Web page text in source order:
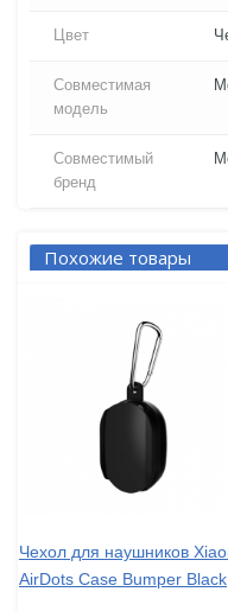
Цвет
Совместимая
модель
Совместимый
бренд
Похожие товары
Чехол для наушников
AirDots Case Bumper Black